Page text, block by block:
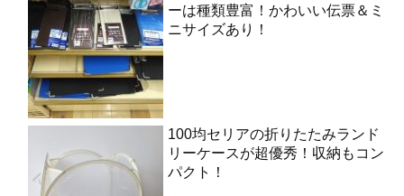
ーは種類豊富！かわいい伝票＆ミ
ニサイズあり！
100均セリアの折りたたみランド
リーケースが超優秀！収納もコン
パクト！